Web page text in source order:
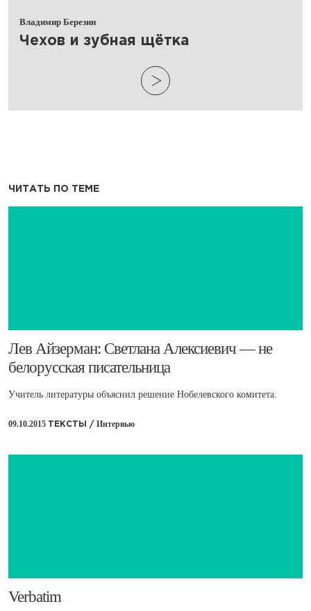
Владимир Березин
​Чехов и зубная щётка
ЧИТАТЬ ПО ТЕМЕ
​Лев Айзерман: Светлана Алексиевич — не
белорусская писательница
Учитель литературы объяснил решение Нобелевского комитета.
09.10.2015 ТЕКСТЫ / Интервью
Verbatim